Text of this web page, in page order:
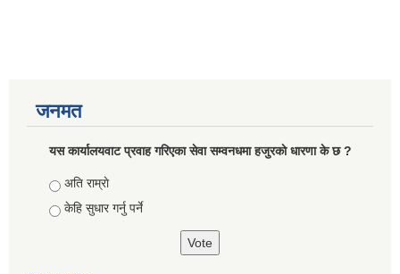
जनमत
यस कार्यालयवाट प्रवाह गरिएका सेवा सम्वनधमा हजुरकाे धारणा के छ ?
Choices
अति राम्राे
केहि सुधार गर्नु पर्ने